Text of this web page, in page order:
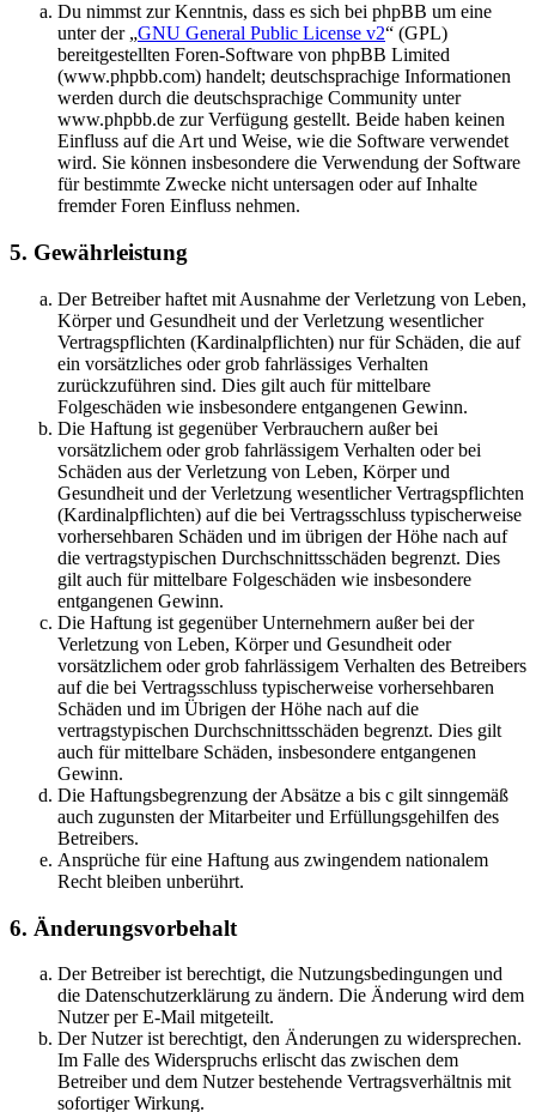
Du nimmst zur Kenntnis, dass es sich bei phpBB um eine
unter der „GNU General Public License v2“ (GPL)
bereitgestellten Foren-Software von phpBB Limited
(www.phpbb.com) handelt; deutschsprachige Informationen
werden durch die deutschsprachige Community unter
www.phpbb.de zur Verfügung gestellt. Beide haben keinen
Einfluss auf die Art und Weise, wie die Software verwendet
wird. Sie können insbesondere die Verwendung der Software
für bestimmte Zwecke nicht untersagen oder auf Inhalte
fremder Foren Einfluss nehmen.
5. Gewährleistung
Der Betreiber haftet mit Ausnahme der Verletzung von Leben,
Körper und Gesundheit und der Verletzung wesentlicher
Vertragspflichten (Kardinalpflichten) nur für Schäden, die auf
ein vorsätzliches oder grob fahrlässiges Verhalten
zurückzuführen sind. Dies gilt auch für mittelbare
Folgeschäden wie insbesondere entgangenen Gewinn.
Die Haftung ist gegenüber Verbrauchern außer bei
vorsätzlichem oder grob fahrlässigem Verhalten oder bei
Schäden aus der Verletzung von Leben, Körper und
Gesundheit und der Verletzung wesentlicher Vertragspflichten
(Kardinalpflichten) auf die bei Vertragsschluss typischerweise
vorhersehbaren Schäden und im übrigen der Höhe nach auf
die vertragstypischen Durchschnittsschäden begrenzt. Dies
gilt auch für mittelbare Folgeschäden wie insbesondere
entgangenen Gewinn.
Die Haftung ist gegenüber Unternehmern außer bei der
Verletzung von Leben, Körper und Gesundheit oder
vorsätzlichem oder grob fahrlässigem Verhalten des Betreibers
auf die bei Vertragsschluss typischerweise vorhersehbaren
Schäden und im Übrigen der Höhe nach auf die
vertragstypischen Durchschnittsschäden begrenzt. Dies gilt
auch für mittelbare Schäden, insbesondere entgangenen
Gewinn.
Die Haftungsbegrenzung der Absätze a bis c gilt sinngemäß
auch zugunsten der Mitarbeiter und Erfüllungsgehilfen des
Betreibers.
Ansprüche für eine Haftung aus zwingendem nationalem
Recht bleiben unberührt.
6. Änderungsvorbehalt
Der Betreiber ist berechtigt, die Nutzungsbedingungen und
die Datenschutzerklärung zu ändern. Die Änderung wird dem
Nutzer per E-Mail mitgeteilt.
Der Nutzer ist berechtigt, den Änderungen zu widersprechen.
Im Falle des Widerspruchs erlischt das zwischen dem
Betreiber und dem Nutzer bestehende Vertragsverhältnis mit
sofortiger Wirkung.